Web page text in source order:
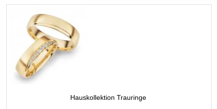
Hauskollektion Trauringe